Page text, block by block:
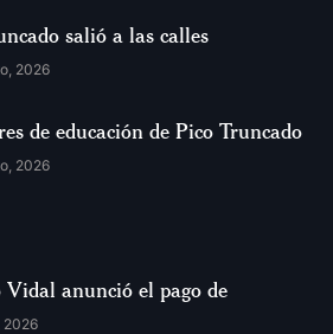
salió a las calles
2026
de educación de Pico Truncado
2026
Vidal anunció el pago de
2026